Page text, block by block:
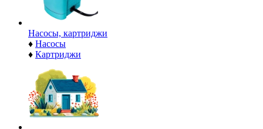
Насосы, картриджи
♦ Насосы
♦ Картриджи